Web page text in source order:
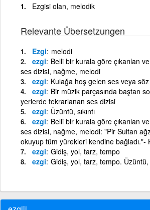
Ezgisi olan, melodik
Relevante Übersetzungen
Ezgi melodi
ezgi Belli bir kurala göre çıkarılan
ses dizisi, nağme, melodi
ezgi Kulağa hoş gelen ses veya
ezgi Bir müzik parçasında baştan
yerlerde tekrarlanan ses dizisi
ezgi Üzüntü, sıkıntı
ezgi Belli bir kurala göre çıkarılan
ses dizisi, nağme, melodi: "Pir Sultan
okuyup tüm yürekleri kendine bağladı."-
ezgi Gidiş, yol, tarz, tempo
ezgi Gidiş, yol, tarz, tempo. Üzüntü,